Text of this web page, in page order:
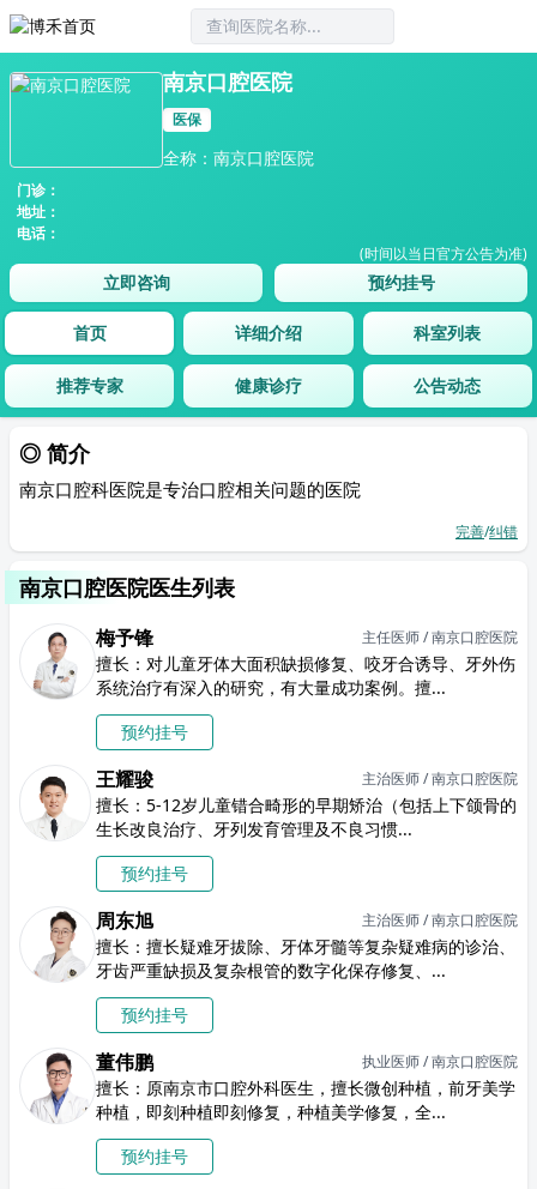
南京口腔医院
医保
全称：南京口腔医院
门诊：
地址：
电话：
(时间以当日官方公告为准)
立即咨询 预约挂号
首页 详细介绍 科室列表
推荐专家 健康诊疗 公告动态
◎ 简介
南京口腔科医院是专治口腔相关问题的医院
完善/纠错
南京口腔医院医生列表
梅予锋 主任医师 / 南京口腔医院
擅长：对儿童牙体大面积缺损修复、咬牙合诱导、牙外伤
系统治疗有深入的研究，有大量成功案例。擅...
预约挂号
王耀骏 主治医师 / 南京口腔医院
擅长：5-12岁儿童错合畸形的早期矫治（包括上下颌骨的
生长改良治疗、牙列发育管理及不良习惯...
预约挂号
周东旭 主治医师 / 南京口腔医院
擅长：擅长疑难牙拔除、牙体牙髓等复杂疑难病的诊治、
牙齿严重缺损及复杂根管的数字化保存修复、...
预约挂号
董伟鹏 执业医师 / 南京口腔医院
擅长：原南京市口腔外科医生，擅长微创种植，前牙美学
种植，即刻种植即刻修复，种植美学修复，全...
预约挂号